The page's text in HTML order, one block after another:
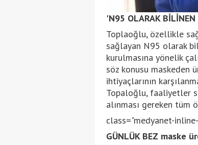
'N95 OLARAK
Toplaoğlu, özellikle
sağlayan N95 olarak
kurulmasına yönelik
söz konusu maskeden
ihtiyaçlarının
Topaloğlu, faaliyetler
alınması gereken
class="medyanet-
GÜNLÜK BEZ maske